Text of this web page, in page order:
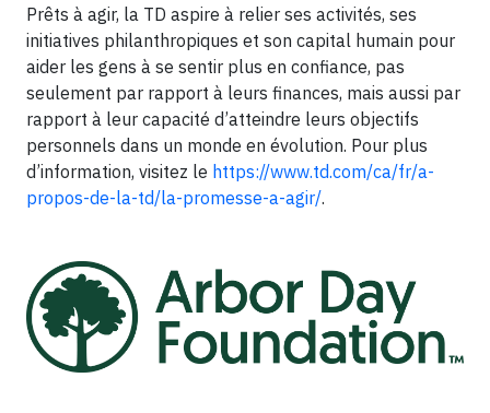
Prêts à agir, la TD aspire à relier ses activités, ses
initiatives philanthropiques et son capital humain pour
aider les gens à se sentir plus en confiance, pas
seulement par rapport à leurs finances, mais aussi par
rapport à leur capacité d’atteindre leurs objectifs
personnels dans un monde en évolution. Pour plus
d’information, visitez le https://www.td.com/ca/fr/a-
propos-de-la-td/la-promesse-a-agir/.